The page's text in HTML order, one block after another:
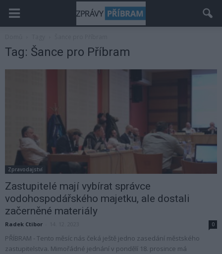
Tag: Šance pro Příbram
Zpravodajství
Zastupitelé mají vybírat správce
vodohospodářského majetku, ale dostali
začerněné materiály
Radek Ctibor 0
PŘÍBRAM - Tento měsíc nás čeká ještě jedno zasedání městského
zastupitelstva. Mimořádné jednání v pondělí 18. prosince má